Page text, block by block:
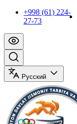
+998 (61) 224-
27-73
Русский